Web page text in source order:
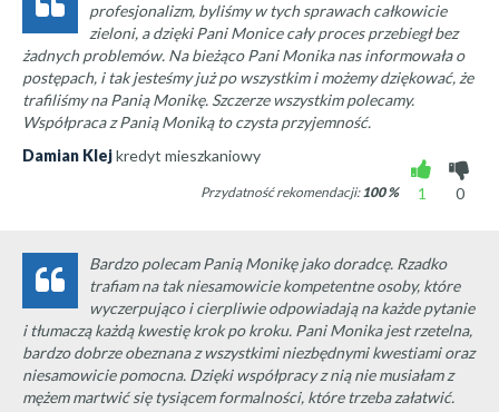
profesjonalizm, byliśmy w tych sprawach całkowicie
zieloni, a dzięki Pani Monice cały proces przebiegł bez
żadnych problemów. Na bieżąco Pani Monika nas informowała o
postępach, i tak jesteśmy już po wszystkim i możemy dziękować, że
trafiliśmy na Panią Monikę. Szczerze wszystkim polecamy.
Współpraca z Panią Moniką to czysta przyjemność.
Damian Klejkredyt mieszkaniowy
1
0
Przydatność rekomendacji:100%
Bardzo polecam Panią Monikę jako doradcę. Rzadko
trafiam na tak niesamowicie kompetentne osoby, które
wyczerpująco i cierpliwie odpowiadają na każde pytanie
i tłumaczą każdą kwestię krok po kroku. Pani Monika jest rzetelna,
bardzo dobrze obeznana z wszystkimi niezbędnymi kwestiami oraz
niesamowicie pomocna. Dzięki współpracy z nią nie musiałam z
mężem martwić się tysiącem formalności, które trzeba załatwić.